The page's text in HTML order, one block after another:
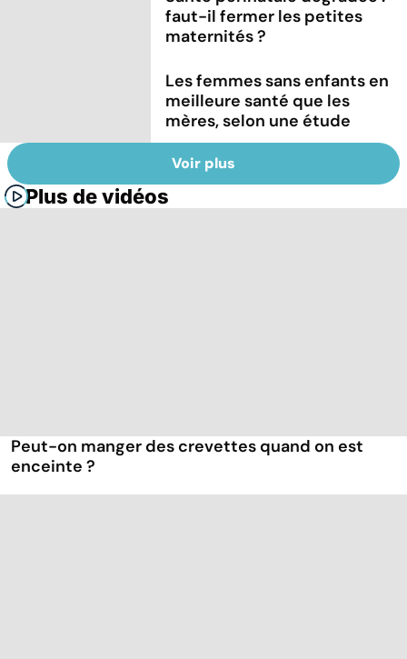
faut-il fermer les petites
maternités ?
Les femmes sans enfants en
meilleure santé que les
mères, selon une étude
Voir plus
Plus de vidéos
Peut-on manger des crevettes quand on est
enceinte ?